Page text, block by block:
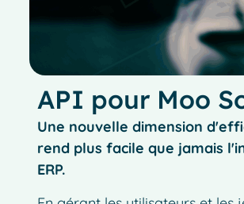
API pour Moo
Une nouvelle dimension
rend plus facile que jamais
ERP.